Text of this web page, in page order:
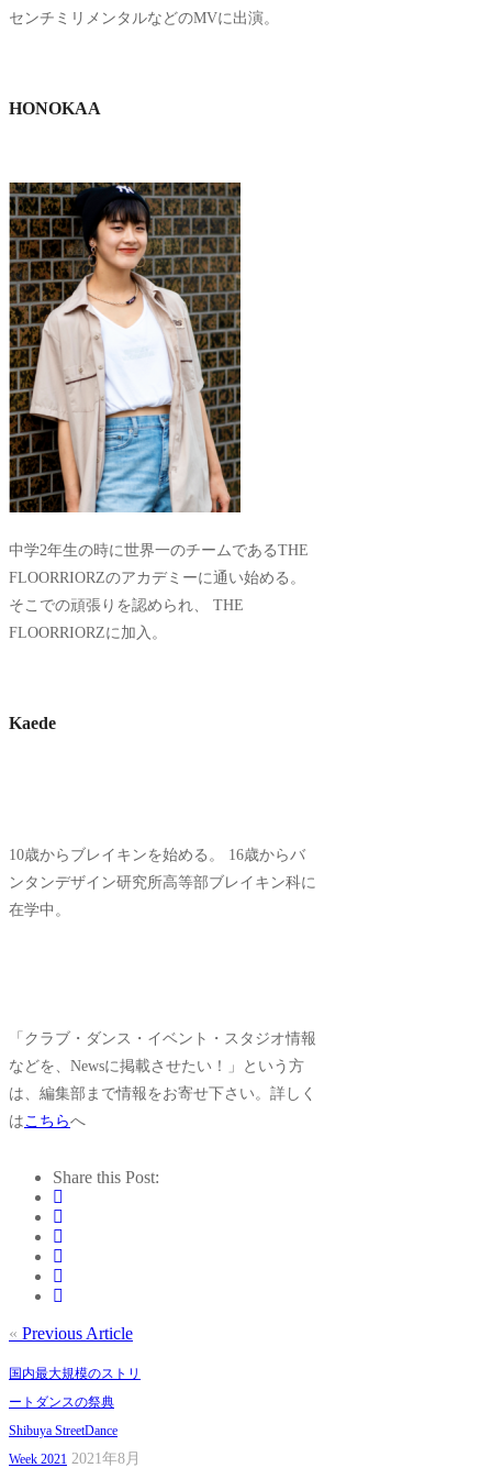
センチミリメンタルなどのMVに出演。
HONOKAA
中学2年生の時に世界一のチームであるTHE
FLOORRIORZのアカデミーに通い始める。
そこでの頑張りを認められ、 THE
FLOORRIORZに加入。
Kaede
10歳からブレイキンを始める。 16歳からバ
ンタンデザイン研究所高等部ブレイキン科に
在学中。
「クラブ・ダンス・イベント・スタジオ情報
などを、Newsに掲載させたい！」という方
は、編集部まで情報をお寄せ下さい。詳しく
は こちらへ
Share this Post:
« Previous Article
国内最大規模のストリ
ートダンスの祭典
Shibuya StreetDance
Week 2021 2021年8月